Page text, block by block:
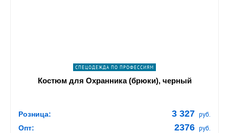
СПЕЦОДЕЖДА ПО ПРОФЕССИЯМ
Костюм для Охранника (брюки), черный
Розница: 3 327 руб.
Опт: 2376 руб.